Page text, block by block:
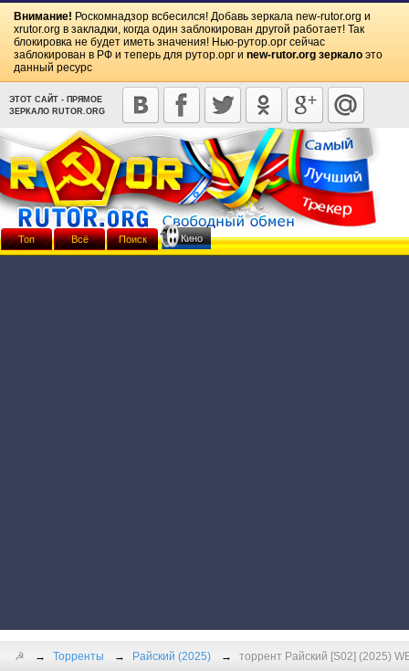
Внимание! Роскомнадзор всбесился! Добавь зеркала new-rutor.org и
xrutor.org в закладки, когда один заблокирован другой работает! Так
блокировка не будет иметь значения! Нью-рутор.орг сейчас
заблокирован в РФ и теперь для рутор.орг и new-rutor.org зеркало это
данный ресурс
ЭТОТ САЙТ - ПРЯМОЕ
ЗЕРКАЛО RUTOR.ORG
☭ Торренты Райский (2025) торрент Райский [S02] (2025)